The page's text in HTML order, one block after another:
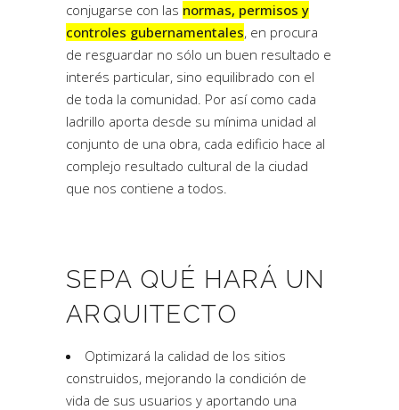
conjugarse con las normas, permisos y
controles gubernamentales, en procura
de resguardar no sólo un buen resultado e
interés particular, sino equilibrado con el
de toda la comunidad. Por así como cada
ladrillo aporta desde su mínima unidad al
conjunto de una obra, cada edificio hace al
complejo resultado cultural de la ciudad
que nos contiene a todos.
SEPA QUÉ HARÁ UN
ARQUITECTO
Optimizará la calidad de los sitios
construidos, mejorando la condición de
vida de sus usuarios y aportando una